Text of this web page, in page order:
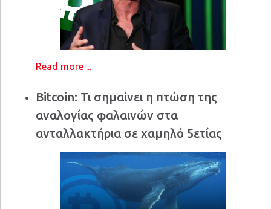
Read more ...
Bitcoin: Τι σημαίνει η πτώση της
αναλογίας φαλαινών στα
ανταλλακτήρια σε χαμηλό 5ετίας